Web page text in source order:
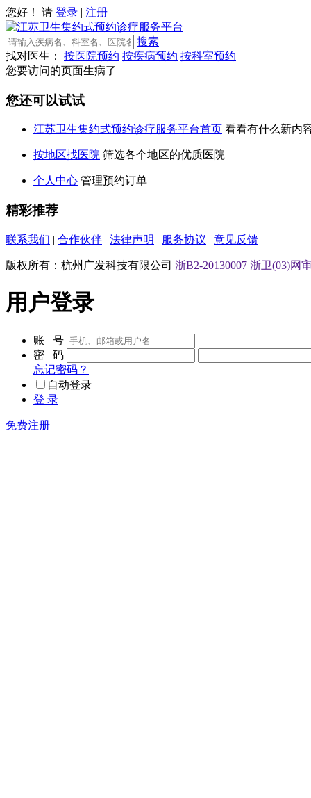
您好！ 请 登录 | 注册
搜索
找对医生：
按医院预约 按疾病预约 按科室预约
您要访问的页面生病了
您还可以试试
江苏卫生集约式预约诊疗服务平台首页 看看有什么新内
按地区找医院 筛选各个地区的优质医院
个人中心 管理预约订单
精彩推荐
联系我们 | 合作伙伴 | 法律声明 | 服务协议 | 意见反馈
版权所有：杭州广发科技有限公司 浙B2-20130007 浙卫(03)网
用户登录
账 号
密 码
忘记密码？
自动登录
登 录
免费注册